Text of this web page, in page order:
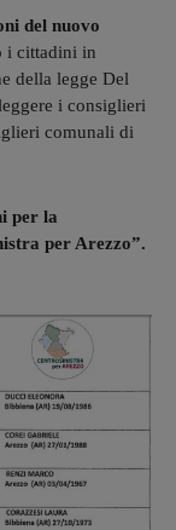
del nuovo
i cittadini in
della legge Del
i consiglieri
comunali di
per la
per Arezzo”.